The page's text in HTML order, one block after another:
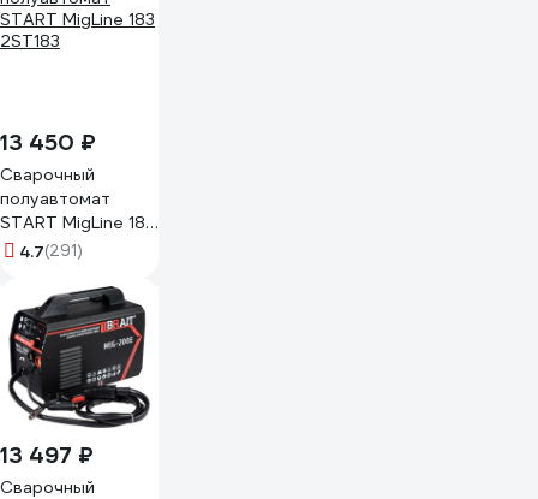
13 450 ₽
Сварочный
полуавтомат
START MigLine 183
2ST183
4.7(291)
13 497 ₽
Сварочный